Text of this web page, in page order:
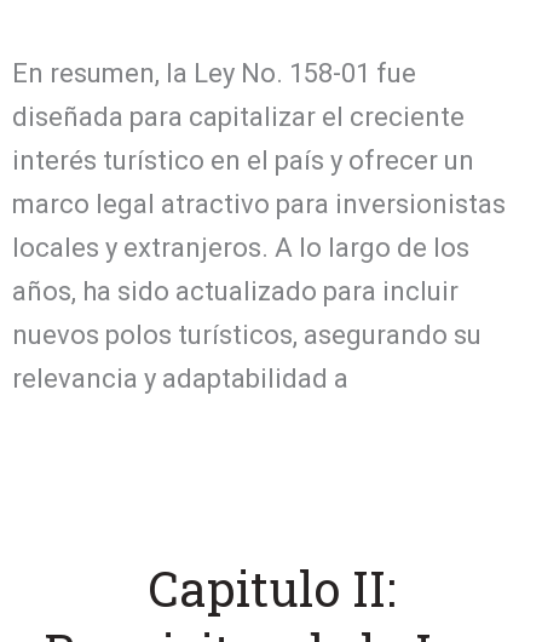
En resumen, la Ley No. 158-01 fue
diseñada para capitalizar el creciente
interés turístico en el país y ofrecer un
marco legal atractivo para inversionistas
locales y extranjeros. A lo largo de los
años, ha sido actualizado para incluir
nuevos polos turísticos, asegurando su
relevancia y adaptabilidad a
Capitulo II: